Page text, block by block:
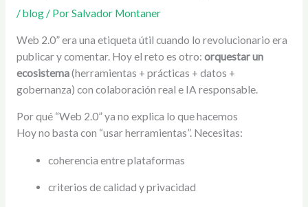
/blog/ PorSalvador Montaner
Web 2.0” era una etiqueta útil cuando lo revolucionario era
publicar y comentar. Hoy el reto es otro: orquestar un
ecosistema(herramientas + prácticas + datos +
gobernanza) con colaboración real e IA responsable.
Por qué “Web 2.0” ya no explica lo que hacemos
Hoy no basta con “usar herramientas”. Necesitas:
coherencia entre plataformas
criterios de calidad y privacidad